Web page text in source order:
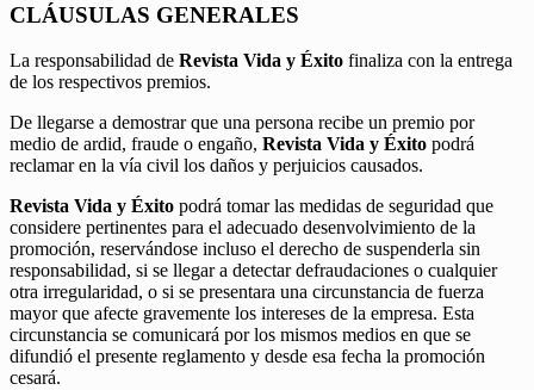
CLÁUSULAS GENERALES
La responsabilidad de Revista Vida y Éxito finaliza con la entrega
de los respectivos premios.
De llegarse a demostrar que una persona recibe un premio por
medio de ardid, fraude o engaño, Revista Vida y Éxito podrá
reclamar en la vía civil los daños y perjuicios causados.
Revista Vida y Éxito podrá tomar las medidas de seguridad que
considere pertinentes para el adecuado desenvolvimiento de la
promoción, reservándose incluso el derecho de suspenderla sin
responsabilidad, si se llegar a detectar defraudaciones o cualquier
otra irregularidad, o si se presentara una circunstancia de fuerza
mayor que afecte gravemente los intereses de la empresa. Esta
circunstancia se comunicará por los mismos medios en que se
difundió el presente reglamento y desde esa fecha la promoción
cesará.